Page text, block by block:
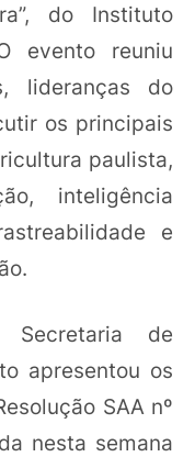
do Instituto
evento reuniu
lideranças do
os principais
paulista,
inteligência
e
de
apresentou os
SAA nº
nesta semana